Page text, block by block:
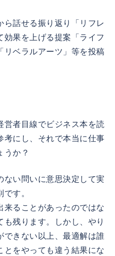
話せる振り返り「リフレ
効果を上げる提案「ライフ
リベラルアーツ」等を投稿
者目線でビジネス本を読
考にし、それで本当に仕事
うか？
い問いに意思決定して実
す。
ることがあったのではな
残ります。しかし、やり
できない以上、最適解は誰
とをやっても違う結果にな